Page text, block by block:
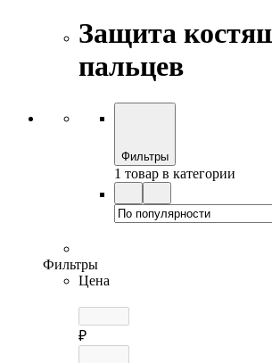
Защита
пальцев
Фильтры
1 товар в категории
Фильтры
Цена
₽